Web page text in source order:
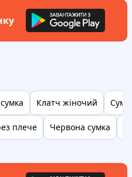
Клатч жіночий
плече Червона сумка